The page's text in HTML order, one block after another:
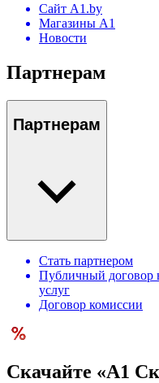
Сайт A1.by
Магазины А1
Новости
Партнерам
Партнерам
Стать партнером
Публичный договор
услуг
Договор комиссии
Скачайте «А1